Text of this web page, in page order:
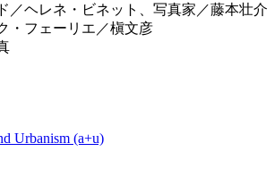
／ヘレネ・ビネット、写真家／藤本壮介
・フェーリエ／槇文彦
Urbanism (a+u)